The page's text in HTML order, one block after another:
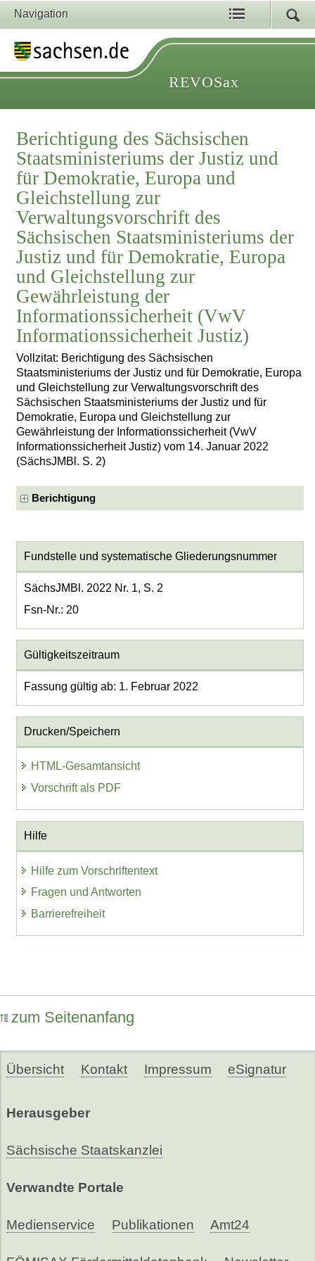
Navigation
REVOSax
Berichtigung des Sächsischen
Staatsministeriums der Justiz und
für Demokratie, Europa und
Gleichstellung zur
Verwaltungsvorschrift des
Sächsischen Staatsministeriums der
Justiz und für Demokratie, Europa
und Gleichstellung zur
Gewährleistung der
Informationssicherheit (VwV
Informationssicherheit Justiz)
Vollzitat: Berichtigung des Sächsischen
Staatsministeriums der Justiz und für Demokratie, Europa
und Gleichstellung zur Verwaltungsvorschrift des
Sächsischen Staatsministeriums der Justiz und für
Demokratie, Europa und Gleichstellung zur
Gewährleistung der Informationssicherheit (VwV
Informationssicherheit Justiz) vom 14. Januar 2022
(SächsJMBl. S. 2)
Berichtigung
Fundstelle und systematische Gliederungsnummer
SächsJMBl. 2022 Nr. 1, S. 2
Fsn-Nr.: 20
Gültigkeitszeitraum
Fassung gültig ab: 1. Februar 2022
Drucken/Speichern
HTML-Gesamtansicht
Vorschrift als PDF
Hilfe
Hilfe zum Vorschriftentext
Fragen und Antworten
Barrierefreiheit
zum Seitenanfang
Übersicht Kontakt Impressum eSignatur
Herausgeber
Sächsische Staatskanzlei
Verwandte Portale
Medienservice Publikationen Amt24